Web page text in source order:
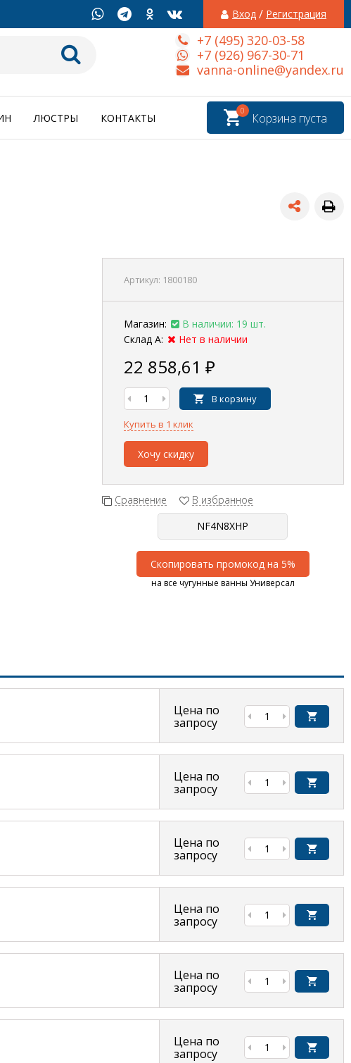
Вход / Регистрация
+7 (495) 320-03-58
+7 (926) 967-30-71
vanna-online@yandex.ru
Корзина пуста
0
ЛЮСТРЫ КОНТАКТЫ
Артикул: 1800180
Магазин:
В наличии: 19 шт.
Склад А:
Нет в наличии
22 858,61 ₽
В корзину
Купить в 1 клик
Хочу скидку
Сравнение В избранное
Скопировать промокод на 5%
на все чугунные ванны Универсал
Цена по
запросу
Цена по
запросу
Цена по
запросу
Цена по
запросу
Цена по
запросу
Цена по
запросу